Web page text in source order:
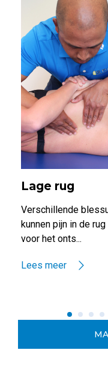
Lage rug
Verschillende
kunnen pijn in de
voor het onts...
Lees meer